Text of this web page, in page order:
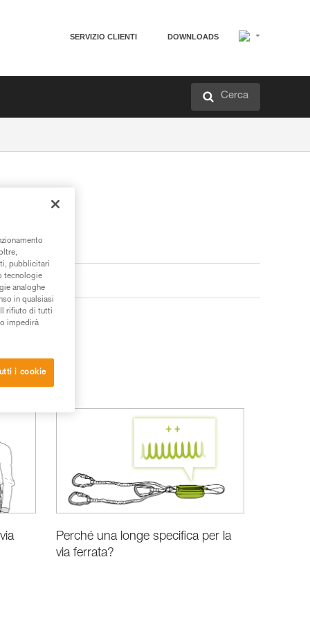
SERVIZIO CLIENTI DOWNLOADS
Cerca
Perché una longe specifica per la
via ferrata?
pubblicitari
tecnologie
analoghe
in qualsiasi
rifiuto di tutti
impedirà
i cookie